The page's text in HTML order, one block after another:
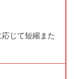
じて短縮また